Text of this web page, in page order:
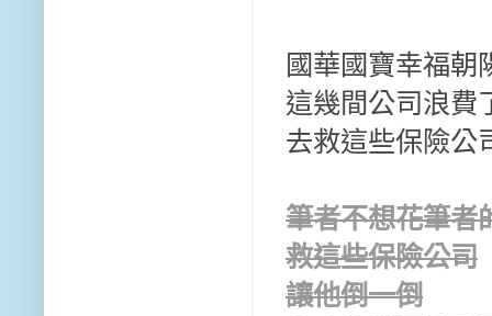
國華國寶幸福朝
這幾間公司浪費
去救這些保險公
筆者不想花筆者
救這些保險公司
讓他倒一倒